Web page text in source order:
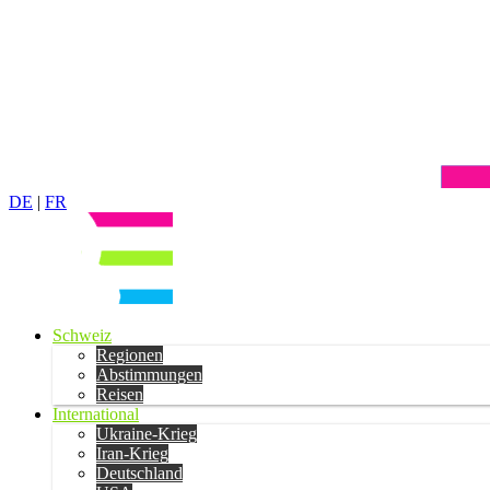
DE | FR
Schweiz
Regionen
Abstimmungen
Reisen
International
Ukraine-Krieg
Iran-Krieg
Deutschland